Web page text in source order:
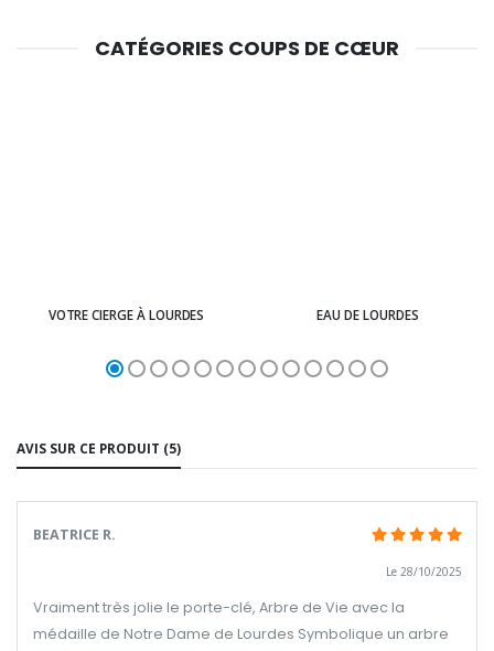
CATÉGORIES COUPS DE CŒUR
VOTRE CIERGE À LOURDES EAU DE LOURDES
AVIS SUR CE PRODUIT (5)
BEATRICE R.
Le 28/10/2025
Vraiment très jolie le porte-clé, Arbre de Vie avec la
médaille de Notre Dame de Lourdes Symbolique un arbre